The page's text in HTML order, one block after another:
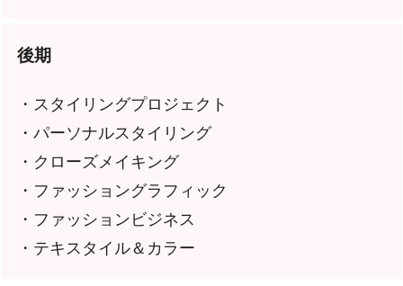
後期
・スタイリングプロジェクト
・パーソナルスタイリング
・クローズメイキング
・ファッショングラフィック
・ファッションビジネス
・テキスタイル＆カラー